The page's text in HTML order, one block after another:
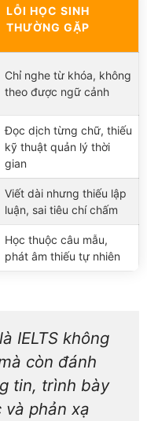
LỖI HỌC SINH
THƯỜNG GẶP
Chỉ nghe từ khóa, không
theo được ngữ cảnh
Đọc dịch từng chữ, thiếu
kỹ thuật quản lý thời
gian
Viết dài nhưng thiếu lập
luận, sai tiêu chí chấm
Học thuộc câu mẫu,
phát âm thiếu tự nhiên
IELTS không
còn đánh
tin, trình bày
phản xạ